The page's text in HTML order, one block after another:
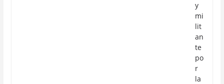
y
mi
lit
an
te
po
r
la